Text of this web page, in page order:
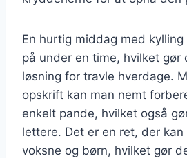
En hurtig middag med
på under en time, hvilket gør
løsning for travle hverdage.
opskrift kan man nemt
enkelt pande, hvilket også
lettere. Det er en ret, der
voksne og børn, hvilket gør